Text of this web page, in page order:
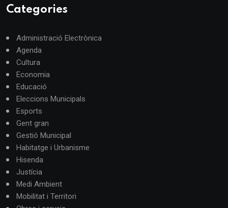
Categories
Administració Electrònica
Agenda
Cultura
Economia
Educació
Eleccions Municipals
Esports
Gent gran
Gestió Municipal
Habitatge i Urbanisme
Hisenda
Justícia
Medi Ambient
Mobilitat i Territori